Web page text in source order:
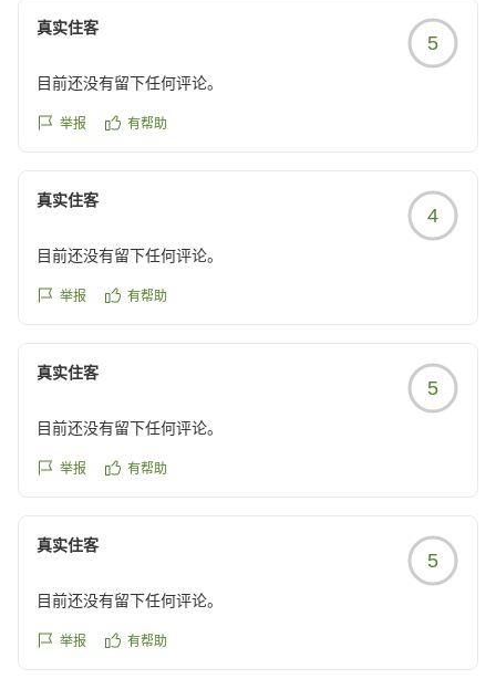
良い旅行の思い出ができましたまた家族旅行の機会に伺いた
ありがとうございました。
https://review.travel.rakuten.co.jp/hotel/voice/28275?
真实住客
5
目前还没有留下任何评论。
举报 有帮助
真实住客
4
目前还没有留下任何评论。
举报 有帮助
真实住客
5
目前还没有留下任何评论。
举报 有帮助
真实住客
5
目前还没有留下任何评论。
举报 有帮助